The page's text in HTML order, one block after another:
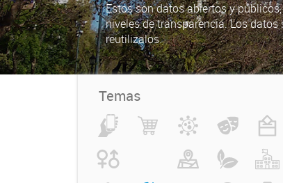
Estos son datos abiertos y
niveles de transparencia. Los
reutilizalos.
Temas